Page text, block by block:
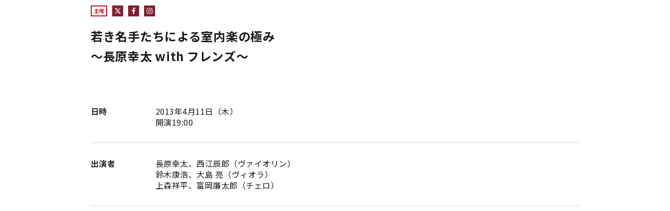
主催
若き名手たちによる室内楽の極み
～長原幸太 with フレンズ～
日時
2013年4月11日（木）
開演19:00
出演者
長原幸太、西江辰郎（ヴァイオリン）
鈴木康浩、大島 亮（ヴィオラ）
上森祥平、富岡廉太郎（チェロ）